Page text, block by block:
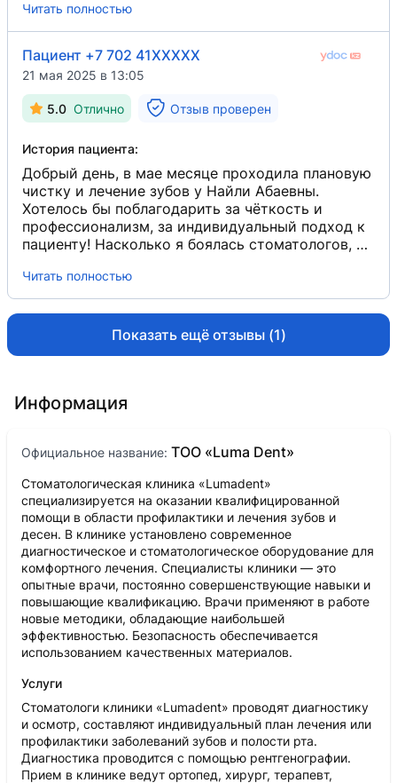
всё подробно объясняет: что именно будет
делать, какие есть варианты лечения, в чём
особенности и нюансы. Это вызывает доверие и
помогает преодолеть волнение, которое часто
сопровождает посещение стоматолога.
Процедура прошла абсолютно безболезненно, с
максимальной аккуратностью и заботой. Все
соблюдением стерильности и комфорта для
пациента. Особенно поразило, насколько доктор
внимателен к деталям и неравнодушен к
результату: не просто лечит, а делает это с
душой. Отдельное спасибо за приятную
атмосферу в кабинете - чистота, порядок и
домашним. Теперь с уверенностью могу сказать,
что нашла "своего" стоматолога, к которому не
страшно возвращаться, а даже хочется! Хочу
порекомендовать Найлю Абаевну.
Читать полностью
Пациент +7 702 41XXXXX
21 мая 2025 в 13:05
5.0 Отлично Отзыв проверен
История пациента:
Добрый день, в мае месяце проходила плановую
чистку и лечение зубов у Найли Абаевны.
Хотелось бы поблагодарить за чёткость и
профессионализм, за индивидуальный подход к
пациенту! Насколько я боялась стоматологов, но
безболезненно, пломбы импортные, в
дальнейшем ничего не беспокоило! Чуть позже
обращалась для реставрации передних зубов, и
так же все сделали идеально. Получила
ситуацию и нашёл проблему, которая в других
Спасибо и огромная благодарность за труд,
процветания и успеха вам, в вашем труде,
благодарных пациентов, хорошей работы и
достойной зарплаты! Вы большая молодец, врач
от бога! Лучшая! Все только к Найле Абаевне!
Читать полностью
Показать ещё отзывы (1)
Информация
Официальное название: ТОО «Luma Dent»
Стоматологическая клиника «Lumadent»
специализируется на оказании квалифицированной
помощи в области профилактики и лечения зубов и
десен. В клинике установлено современное
диагностическое и стоматологическое оборудование для
комфортного лечения. Специалисты клиники — это
опытные врачи, постоянно совершенствующие навыки и
повышающие квалификацию. Врачи применяют в работе
новые методики, обладающие наибольшей
эффективностью. Безопасность обеспечивается
использованием качественных материалов.
Услуги
Стоматологи клиники «Lumadent» проводят диагностику
и осмотр, составляют индивидуальный план лечения или
профилактики заболеваний зубов и полости рта.
Диагностика проводится с помощью рентгенографии.
Прием в клинике ведут ортопед, хирург, терапевт,